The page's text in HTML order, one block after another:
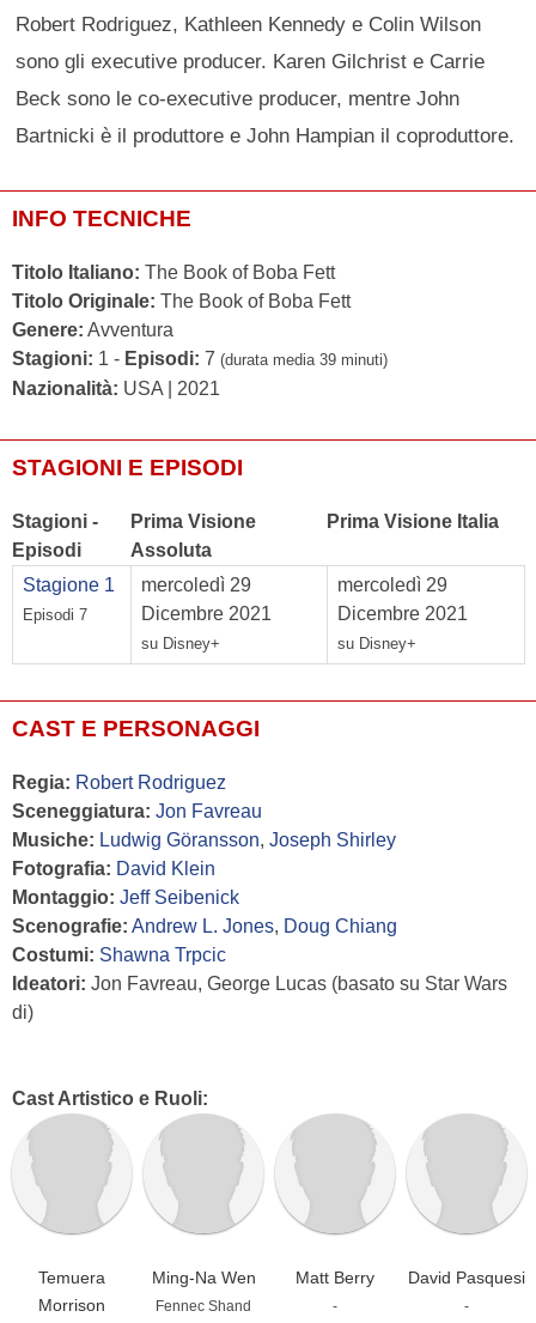
Robert Rodriguez, Kathleen Kennedy e Colin Wilson
sono gli executive producer. Karen Gilchrist e Carrie
Beck sono le co-executive producer, mentre John
Bartnicki è il produttore e John Hampian il coproduttore.
INFO TECNICHE
Titolo Italiano: The Book of Boba Fett
Titolo Originale: The Book of Boba Fett
Genere: Avventura
Stagioni: 1 - Episodi: 7 (durata media 39 minuti)
Nazionalità: USA | 2021
STAGIONI E EPISODI
Stagioni -
Episodi
Prima Visione
Assoluta
Prima Visione Italia
Stagione 1
Episodi 7
mercoledì 29
Dicembre 2021
su Disney+
mercoledì 29
Dicembre 2021
su Disney+
CAST E PERSONAGGI
Regia: Robert Rodriguez
Sceneggiatura: Jon Favreau
Musiche: Ludwig Göransson, Joseph Shirley
Fotografia: David Klein
Montaggio: Jeff Seibenick
Scenografie: Andrew L. Jones, Doug Chiang
Costumi: Shawna Trpcic
Ideatori: Jon Favreau, George Lucas (basato su Star Wars
di)
Cast Artistico e Ruoli:
Temuera
Morrison
Ming-Na Wen
Fennec Shand
Matt Berry
-
David Pasquesi
-